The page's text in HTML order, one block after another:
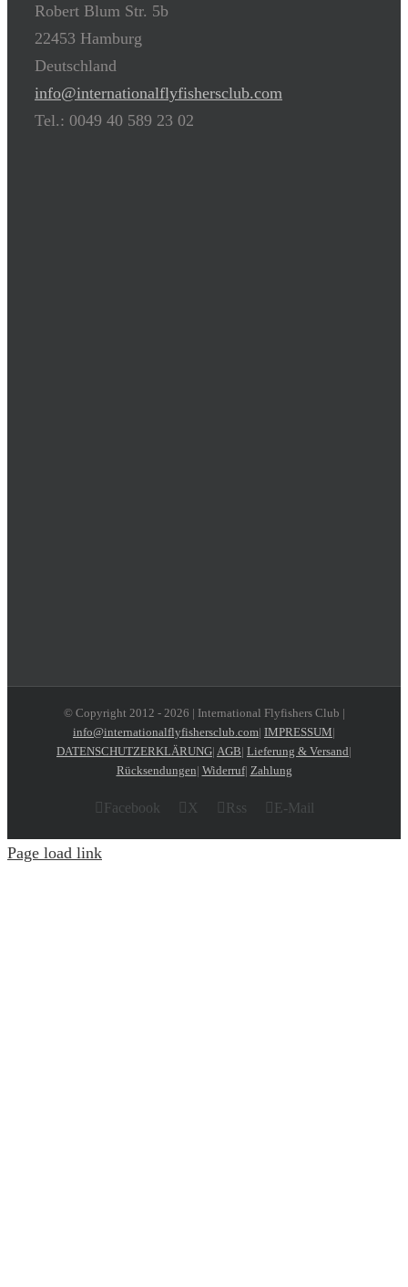
Robert Blum Str. 5b
22453 Hamburg
Deutschland
info@internationalflyfishersclub.com
Tel.: 0049 40 589 23 02
© Copyright 2012 - 2026 | International Flyfishers Club |
info@internationalflyfishersclub.com| IMPRESSUM|
DATENSCHUTZERKLÄRUNG| AGB| Lieferung & Versand|
Rücksendungen| Widerruf| Zahlung
Facebook X Rss E-Mail
Page load link